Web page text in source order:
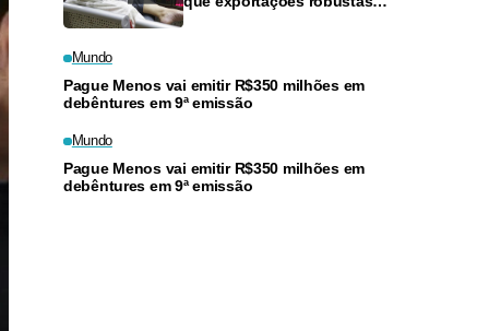
Mundo
Pague Menos vai emitir R$350 milhões em
debêntures em 9ª emissão
Mundo
Pague Menos vai emitir R$350 milhões em
debêntures em 9ª emissão